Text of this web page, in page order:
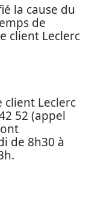
la cause du
de
client Leclerc
client Leclerc
52 (appel
de 8h30 à